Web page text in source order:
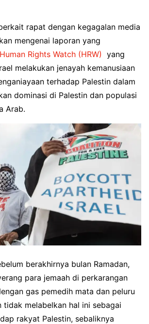
rapat dengan kegagalan media
mengenai laporan yang
Human Rights Watch (HRW) yang
melakukan jenayah kemanusiaan
terhadap Palestin dalam
dominasi di Palestin dan populasi
Arab.
berakhirnya bulan Ramadan,
para jemaah di perkarangan
gas pemedih mata dan peluru
tidak melabelkan hal ini sebagai
rakyat Palestin, sebaliknya